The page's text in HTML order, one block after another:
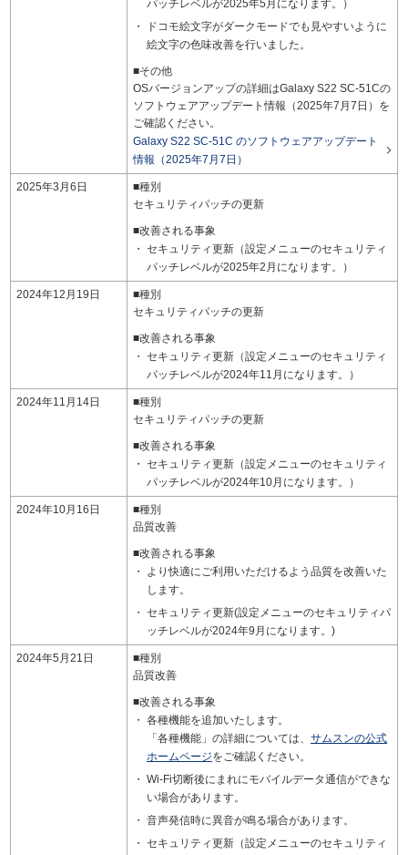
パッチレベルが2025年5月になります。）
ドコモ絵文字がダークモードでも見やすいように
絵文字の色味改善を行いました。
■その他
OSバージョンアップの詳細はGalaxy S22 SC-51Cの
ソフトウェアアップデート情報（2025年7月7日）を
ご確認ください。
Galaxy S22 SC-51C のソフトウェアアップデート
情報（2025年7月7日）

2025年3月6日
■種別
セキュリティパッチの更新
■改善される事象
セキュリティ更新（設定メニューのセキュリティ
パッチレベルが2025年2月になります。）
2024年12月19日
■種別
セキュリティパッチの更新
■改善される事象
セキュリティ更新（設定メニューのセキュリティ
パッチレベルが2024年11月になります。）
2024年11月14日
■種別
セキュリティパッチの更新
■改善される事象
セキュリティ更新（設定メニューのセキュリティ
パッチレベルが2024年10月になります。）
2024年10月16日
■種別
品質改善
■改善される事象
より快適にご利用いただけるよう品質を改善いた
します。
セキュリティ更新(設定メニューのセキュリティパ
ッチレベルが2024年9月になります。)
2024年5月21日
■種別
品質改善
■改善される事象
各種機能を追加いたします。
「各種機能」の詳細については、サムスンの公式
ホームページをご確認ください。
Wi-Fi切断後にまれにモバイルデータ通信ができな
い場合があります。
音声発信時に異音が鳴る場合があります。
セキュリティ更新（設定メニューのセキュリティ